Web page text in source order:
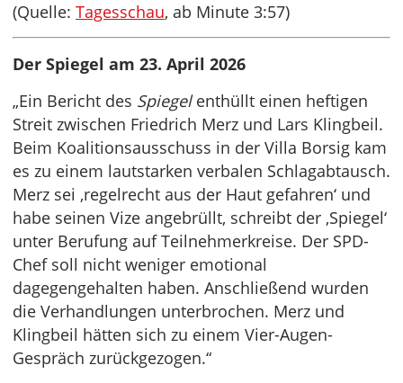
(Quelle: Tagesschau, ab Minute 3:57)
Der Spiegel am 23. April 2026
„Ein Bericht des Spiegelenthüllt einen heftigen
Streit zwischen Friedrich Merz und Lars Klingbeil.
Beim Koalitionsausschuss in der Villa Borsig kam
es zu einem lautstarken verbalen Schlagabtausch.
Merz sei ‚regelrecht aus der Haut gefahren‘ und
habe seinen Vize angebrüllt, schreibt der ‚Spiegel‘
unter Berufung auf Teilnehmerkreise. Der SPD-
Chef soll nicht weniger emotional
dagegengehalten haben. Anschließend wurden
die Verhandlungen unterbrochen. Merz und
Klingbeil hätten sich zu einem Vier-Augen-
Gespräch zurückgezogen.“